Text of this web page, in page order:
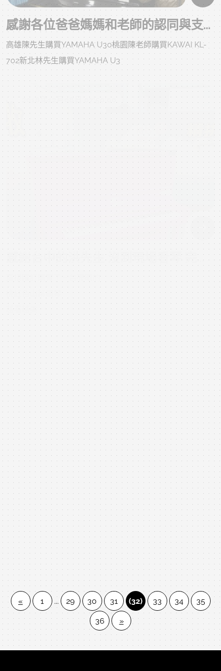
感謝各位爸爸媽媽和老師的認同與支持！
高雄陳先生購買YAMAHA U30桃園陳老師購買KAWAI KL-
702新北林先生購買YAMAHA U3
2018年12月08日 07:50:00
感謝台中的洪先生 沒到現場看琴 完全信任小弟的專業及商譽
直接匯訂購買了一台亮眼的
桃紅色山葉鋼琴
越看越美
2018年12月04日 07:36:23
一台琴一世情，買賣不是一時， 服務才是永續，好人品賣好琴。
【感謝 竹北黃先生 購買Yamaha U30鋼琴】
【感謝 中壢張先生 購買Yamaha 米字鋼琴】
【感謝 中壢黃先生 購買Yamaha U1鋼琴】
【感謝 台南袁先生 購買Yamaha U3鋼琴】
【感謝 桃園范小姐 購買Yamaha U3鋼琴】
«
1 ... 29 30 31 (32) 33 34 35
36 »